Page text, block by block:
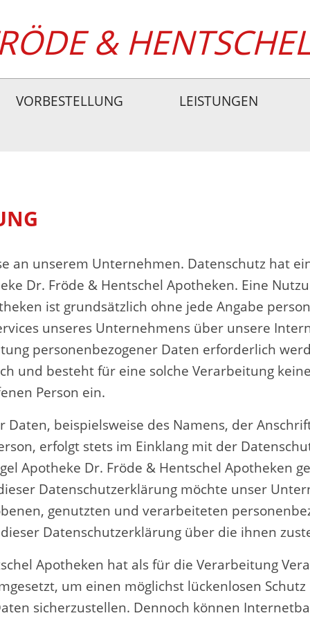
&
VORBESTELLUNG LEISTUNGEN
an unserem Unternehmen. Datenschutz hat
Dr. Fröde & Hentschel Apotheken. Eine
ist grundsätzlich ohne jede Angabe
unseres Unternehmens über unsere
personenbezogener Daten erforderlich
und besteht für eine solche Verarbeitung
Person ein.
beispielsweise des Namens, der
erfolgt stets im Einklang mit der
Apotheke Dr. Fröde & Hentschel Apotheken
Datenschutzerklärung möchte unser
genutzten und verarbeiteten
Datenschutzerklärung über die ihnen
Apotheken hat als für die Verarbeitung
um einen möglichst lückenlosen
sicherzustellen. Dennoch können